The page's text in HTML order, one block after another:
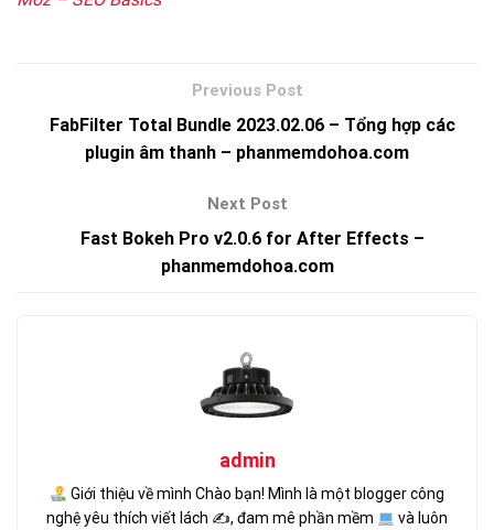
FabFilter Total Bundle 2023.02.06 – Tổng hợp các
plugin âm thanh – phanmemdohoa.com
Fast Bokeh Pro v2.0.6 for After Effects –
phanmemdohoa.com
admin
Giới thiệu về mình Chào bạn! Mình là một blogger công
nghệ yêu thích viết lách ✍, đam mê phần mềm
và luôn